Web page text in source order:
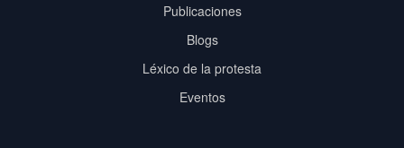
Publicaciones
Blogs
Léxico de la protesta
Eventos